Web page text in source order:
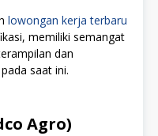
lowongan kerja terbaru
memiliki semangat
dan
saat ini.
Agro)